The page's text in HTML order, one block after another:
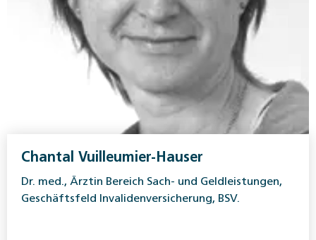
Chantal Vuilleumier-Hauser
Dr. med., Ärztin Bereich Sach- und Geldleistungen,
Geschäftsfeld Invalidenversicherung, BSV.